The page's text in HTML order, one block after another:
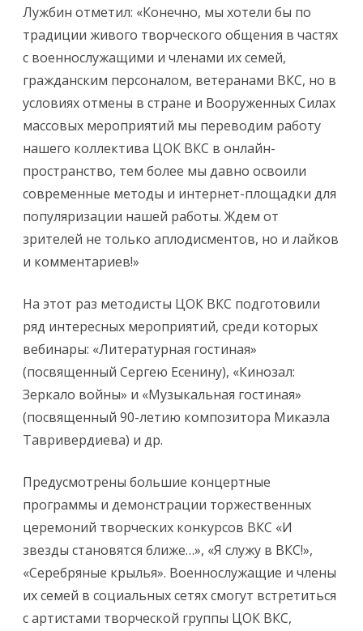
Лужбин отметил: «Конечно, мы хотели бы по
традиции живого творческого общения в частях
с военнослужащими и членами их семей,
гражданским персоналом, ветеранами ВКС, но в
условиях отмены в стране и Вооруженных Силах
массовых мероприятий мы переводим работу
нашего коллектива ЦОК ВКС в онлайн-
пространство, тем более мы давно освоили
современные методы и интернет-площадки для
популяризации нашей работы. Ждем от
зрителей не только аплодисментов, но и лайков
и комментариев!»
На этот раз методисты ЦОК ВКС подготовили
ряд интересных мероприятий, среди которых
вебинары: «Литературная гостиная»
(посвященный Сергею Есенину), «Кинозал:
Зеркало войны» и «Музыкальная гостиная»
(посвященный 90-летию композитора Микаэла
Тавривердиева) и др.
Предусмотрены большие концертные
программы и демонстрации торжественных
церемоний творческих конкурсов ВКС «И
звезды становятся ближе…», «Я служу в ВКС!»,
«Серебряные крылья». Военнослужащие и члены
их семей в социальных сетях смогут встретиться
с артистами творческой группы ЦОК ВКС,